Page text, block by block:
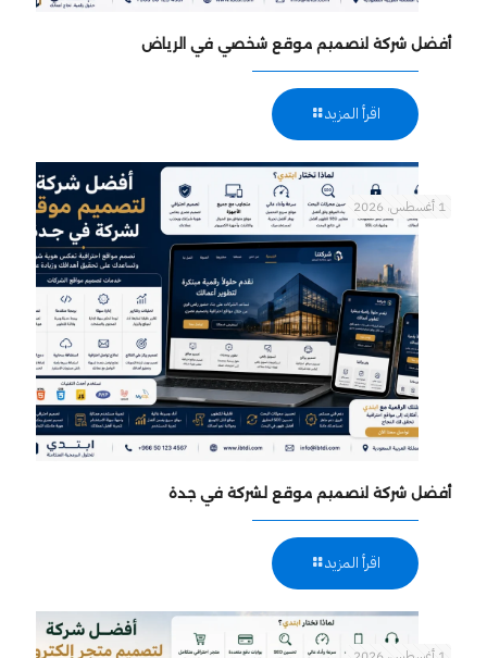
أفضل شركة لتصميم موقع شخصي في الرياض
اقرأ المزيد
1 أغسطس، 2026
أفضل شركة لتصميم موقع لشركة في جدة
اقرأ المزيد